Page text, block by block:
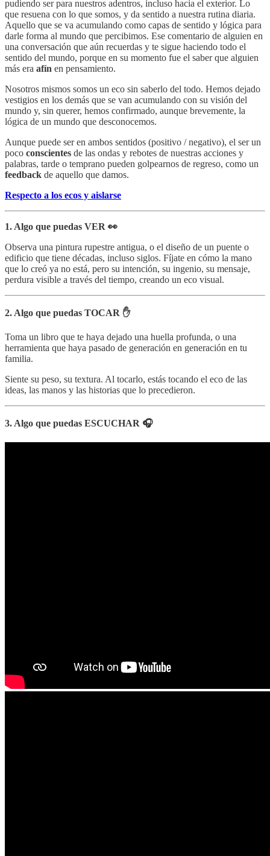
pudiendo ser para nuestros adentros, incluso hacia el exterior. Lo
que resuena con lo que somos, y da sentido a nuestra rutina diaria.
Aquello que se va acumulando como capas de sentido y lógica para
darle forma al mundo que percibimos. Ese comentario de alguien en
una conversación que aún recuerdas y te sigue haciendo todo el
sentido del mundo, porque en su momento fue el saber que alguien
más era afín en pensamiento.
Nosotros mismos somos un eco sin saberlo del todo. Hemos dejado
vestigios en los demás que se van acumulando con su visión del
mundo y, sin querer, hemos confirmado, aunque brevemente, la
lógica de un mundo que desconocemos.
Aunque puede ser en ambos sentidos (positivo / negativo), el ser un
poco conscientes de las ondas y rebotes de nuestras acciones y
palabras, tarde o temprano pueden golpearnos de regreso, como un
feedback de aquello que damos.
Respecto a los ecos y aislarse
1. Algo que puedas VER 👀
Observa una pintura rupestre antigua, o el diseño de un puente o
edificio que tiene décadas, incluso siglos. Fíjate en cómo la mano
que lo creó ya no está, pero su intención, su ingenio, su mensaje,
perdura visible a través del tiempo, creando un eco visual.
2. Algo que puedas TOCAR ✋
Toma un libro que te haya dejado una huella profunda, o una
herramienta que haya pasado de generación en generación en tu
familia.
Siente su peso, su textura. Al tocarlo, estás tocando el eco de las
ideas, las manos y las historias que lo precedieron.
3. Algo que puedas ESCUCHAR 🎧